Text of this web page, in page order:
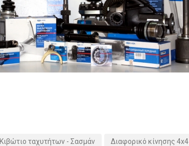
Κιβώτιο ταχυτήτων - Σασμάν Διαφορικό κίνησης 4x4